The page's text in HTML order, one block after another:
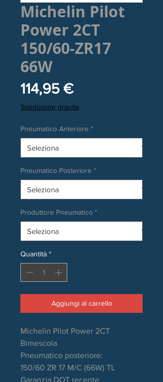
Michelin Pilot
Power 2CT
150/60-ZR17
66W
114,95 €Prezzo
Spedizione grauita
Pneumatico Anteriore *
Pneumatico Posteriore *
Produttore Pneumatico *
Quantità *
Aggiungi al carrello
Michelin Pilot Power 2CT
Bimescola
Pneumatico posteriore:
150/60 ZR 17 M/C (66W) TL
Garanzia DOT recente